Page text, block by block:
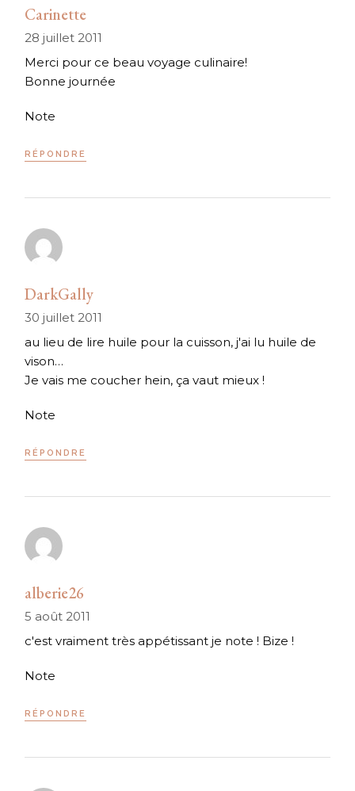
Carinette
28 juillet 2011
Merci pour ce beau voyage culinaire!
Bonne journée
Note
RÉPONDRE
DarkGally
30 juillet 2011
au lieu de lire huile pour la cuisson, j'ai lu huile de
vison…
Je vais me coucher hein, ça vaut mieux !
Note
RÉPONDRE
alberie26
5 août 2011
c'est vraiment très appétissant je note ! Bize !
Note
RÉPONDRE